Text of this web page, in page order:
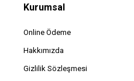
Kurumsal
Online Ödeme
Hakkımızda
Gizlilik Sözleşmesi